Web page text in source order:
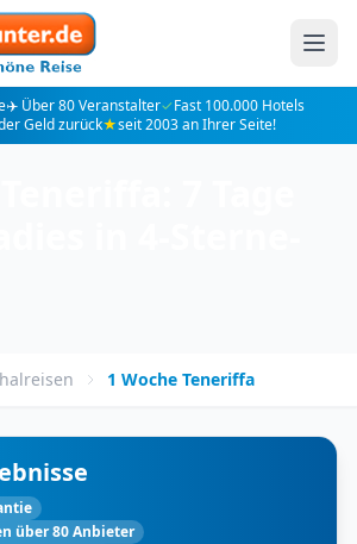
✈️ Über 80 Veranstalter✓Fast 100.000 Hotels
Geld zurück★seit 2003 an Ihrer Seite!
1 Woche Teneriffa
über 80 Anbieter